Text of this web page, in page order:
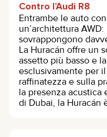
Contro l’Audi R8
Entrambe le auto
un’architettura
sovrappongono
La Huracán offre un
assetto più basso e
esclusivamente per
raffinatezza e sulla
la presenza
di Dubai, la Huracán